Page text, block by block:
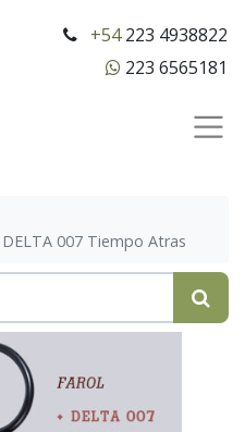
+54223 4938822
223 6565181
007 Tiempo Atras